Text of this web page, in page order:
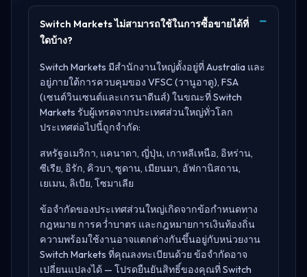
Switch Markets ไม่สามารถใช้ในการซื้อขายได้ที่
ใดบ้าง?
Switch Markets มีสำนักงานใหญ่ตั้งอยู่ที่Australia และ
อยู่ภายใต้การควบคุมของ VFSC (วานูอาตู), FSA
(เซนต์วินเซนต์และเกรนาดีนส์) ในขณะที่ Switch
Markets รับผู้เทรดจากประเทศส่วนใหญ่ทั่วโลก
ประเทศต่อไปนี้ถูกจำกัด:
สหรัฐอเมริกา, แคนาดา, ญี่ปุ่น, เกาหลีเหนือ, อิหร่าน,
ซีเรีย, อิรัก, คิวบา, ซูดาน, เมียนมา, อัฟกานิสถาน,
เยเมน, ลิเบีย, โซมาเลีย
ข้อจำกัดของประเทศส่วนใหญ่เกิดจากข้อกำหนดทาง
กฎหมาย การคว่ำบาตร และกฎหมายการเงินท้องถิ่น
ความพร้อมใช้งานอาจแตกต่างกันขึ้นอยู่กับหน่วยงาน
Switch Markets ที่คุณลงทะเบียนด้วย ข้อจำกัดอาจ
เปลี่ยนแปลงได้ — โปรดยืนยันสิทธิ์ของคุณที่Switch